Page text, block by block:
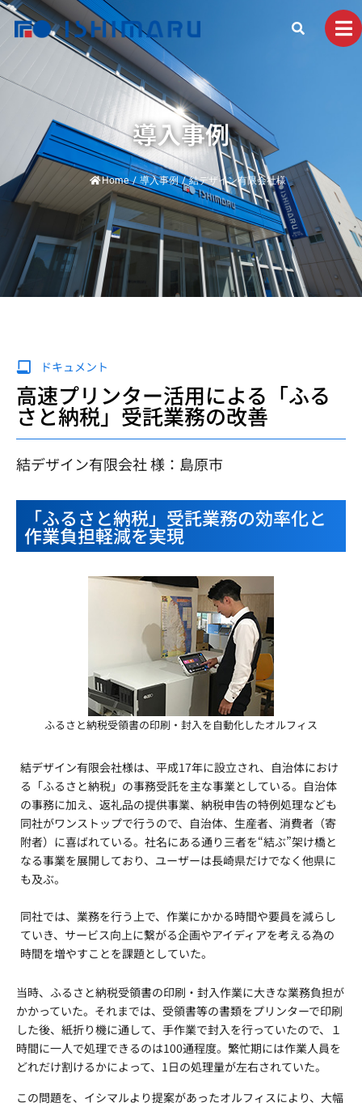
導入事例
Home / 導入事例 / 結デザイン有限会社様
ドキュメント
高速プリンター活用による「ふる
さと納税」受託業務の改善
結デザイン有限会社 様：島原市
「ふるさと納税」受託業務の効率化と
作業負担軽減を実現
ふるさと納税受領書の印刷・封入を自動化したオルフィス
結デザイン有限会社様は、平成17年に設立され、自治体におけ
る「ふるさと納税」の事務受託を主な事業としている。自治体
の事務に加え、返礼品の提供事業、納税申告の特例処理なども
同社がワンストップで行うので、自治体、生産者、消費者（寄
附者）に喜ばれている。社名にある通り三者を“結ぶ”架け橋と
なる事業を展開しており、ユーザーは長崎県だけでなく他県に
も及ぶ。
同社では、業務を行う上で、作業にかかる時間や要員を減らし
ていき、サービス向上に繋がる企画やアイディアを考える為の
時間を増やすことを課題としていた。
当時、ふるさと納税受領書の印刷・封入作業に大きな業務負担が
かかっていた。それまでは、受領書等の書類をプリンターで印刷
した後、紙折り機に通して、手作業で封入を行っていたので、１
時間に一人で処理できるのは100通程度。繁忙期には作業人員を
どれだけ割けるかによって、1日の処理量が左右されていた。
この問題を、イシマルより提案があったオルフィスにより、大幅